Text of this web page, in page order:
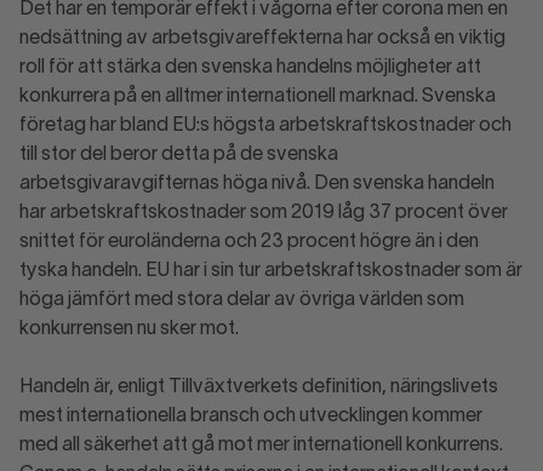
Det har en temporär effekt i vågorna efter corona men en
nedsättning av arbetsgivareffekterna har också en viktig
roll för att stärka den svenska handelns möjligheter att
konkurrera på en alltmer internationell marknad. Svenska
företag har bland EU:s högsta arbetskraftskostnader och
till stor del beror detta på de svenska
arbetsgivaravgifternas höga nivå. Den svenska handeln
har arbetskraftskostnader som 2019 låg 37 procent över
snittet för euroländerna och 23 procent högre än i den
tyska handeln. EU har i sin tur arbetskraftskostnader som är
höga jämfört med stora delar av övriga världen som
konkurrensen nu sker mot.
Handeln är, enligt Tillväxtverkets definition, näringslivets
mest internationella bransch och utvecklingen kommer
med all säkerhet att gå mot mer internationell konkurrens.